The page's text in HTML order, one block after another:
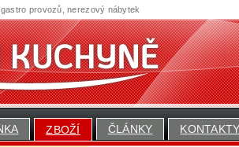
ZBOŽÍ ČLÁNKY
provozů, nerezový nábytek